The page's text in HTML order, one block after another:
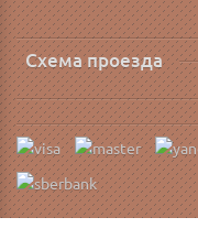
Схема проезда